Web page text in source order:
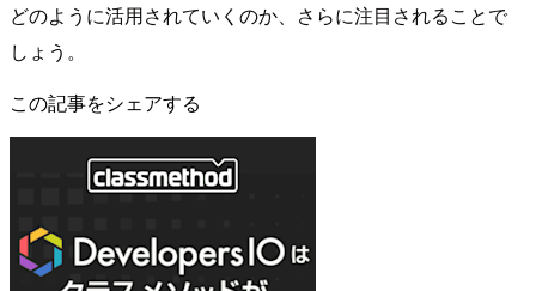
どのように活用されていくのか、さらに注目されることで
しょう。
この記事をシェアする